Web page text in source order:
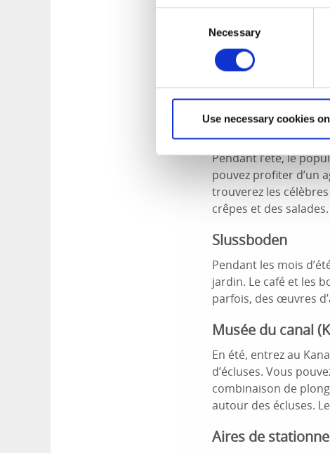
Necessary
Use necessary cookies
aussi très
Autres choses
Il y a bien sûr plus à
Café du canal
Pendant l’été, le
pouvez profiter d’un
trouverez les
crêpes et des salades.
Slussboden
Pendant les mois
jardin. Le café et les
parfois, des œuvres
Musée du canal
En été, entrez au
d’écluses. Vous
combinaison de
autour des écluses.
Aires de